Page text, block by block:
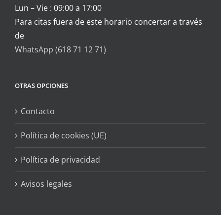
Lun – Vie : 09:00 a 17:00
Para citas fuera de este horario concertar a través
de
WhatsApp (618 71 12 71)
OTRAS OPCIONES
Contacto
Política de cookies (UE)
Política de privacidad
Avisos legales